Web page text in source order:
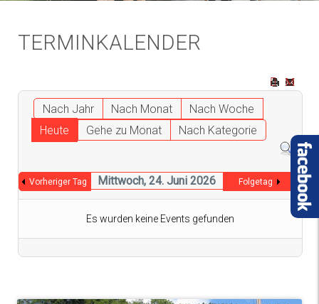
TERMINKALENDER
Nach Jahr Nach Monat
Nach Woche
Heute
Gehe zu Monat Nach Kategorie
Vorheriger Tag Mittwoch, 24. Juni 2026 Folgetag
Es wurden keine Events gefunden